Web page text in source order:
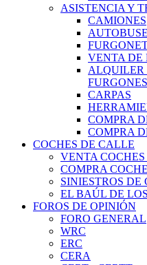
ASISTENCIA Y
CAMIONES
VENTA DE
ALQUILER
FURGONES
CARPAS
COMPRA
COMPRA
COCHES DE CALLE
VENTA
COMPRA
SINIESTROS DE
EL BAÚL DE
FOROS DE OPINIÓN
FORO GENERAL
WRC
ERC
CERA